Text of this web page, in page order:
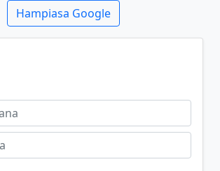
Hampiasa Google